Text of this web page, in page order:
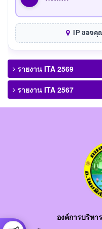
IP ของคุ
รายงาน ITA 2569
รายงาน ITA 2567
องค์การบริหา